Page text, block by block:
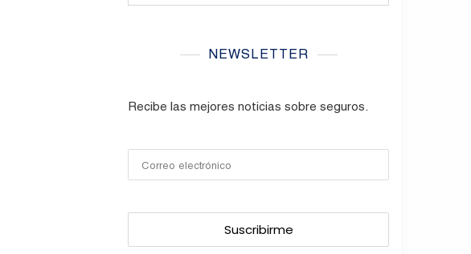
NEWSLETTER
Recibe las mejores noticias sobre seguros.